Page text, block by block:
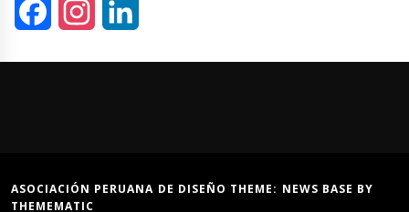
FacebookInstagram
ASOCIACIÓN PERUANA DE DISEÑO THEME: NEWS BASE BY
THEMEMATIC